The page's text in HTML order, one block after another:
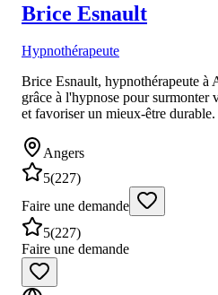
Brice Esnault
Hypnothérapeute
Brice Esnault, hypnothérapeute à
grâce à l'hypnose pour surmonter
et favoriser un mieux-être durable.
Angers
5(227)
Faire une demande
5(227)
Faire une demande